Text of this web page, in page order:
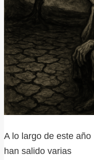
A lo largo de este año
han salido varias